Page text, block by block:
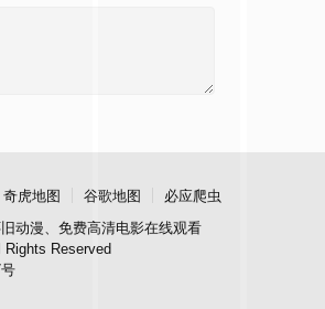
奇虎地图 谷歌地图
必应爬虫
动漫、免费高清电影在线观看
Reserved